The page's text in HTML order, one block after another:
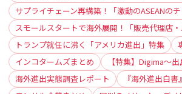
サプライチェーン再構築！「激動のASEANの
スモールスタートで海外展開！「販売代理店
トランプ就任に沸く「アメリカ進出」特集
インコタームズまとめ
【特集】Digima〜
海外進出実態調査レポート
『海外進出白